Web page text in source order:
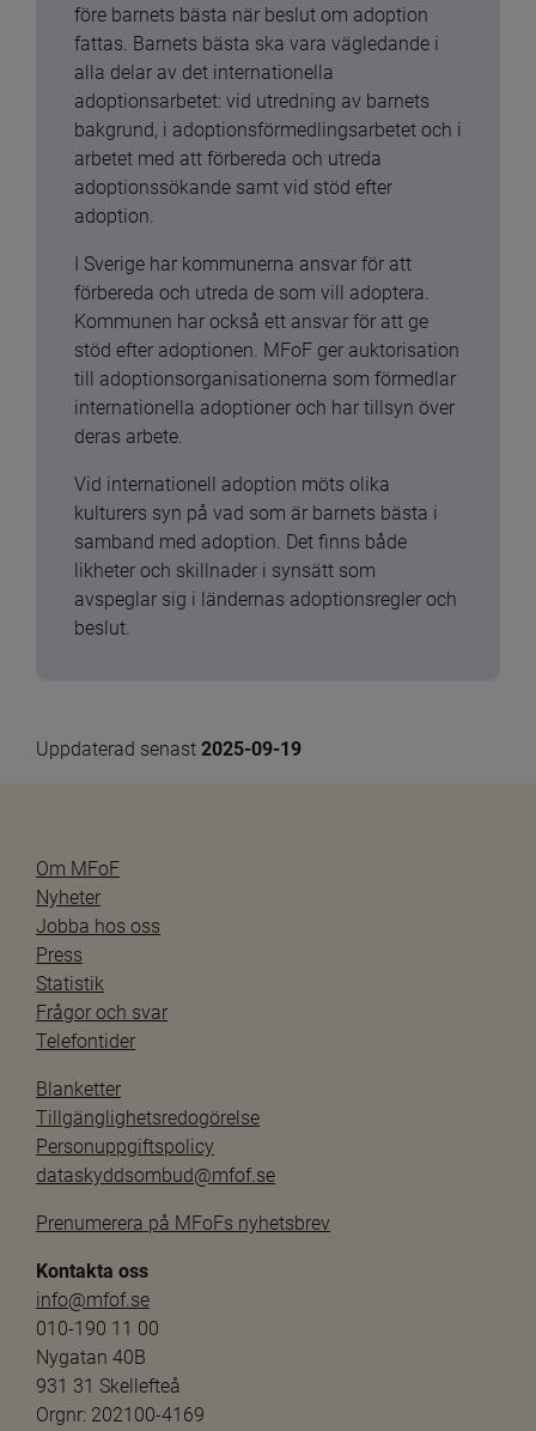
före barnets bästa när beslut om adoption
fattas. Barnets bästa ska vara vägledande i
alla delar av det internationella
adoptionsarbetet: vid utredning av barnets
bakgrund, i adoptionsförmedlingsarbetet och i
arbetet med att förbereda och utreda
adoptionssökande samt vid stöd efter
adoption.
I Sverige har kommunerna ansvar för att
förbereda och utreda de som vill adoptera.
Kommunen har också ett ansvar för att ge
stöd efter adoptionen. MFoF ger auktorisation
till adoptionsorganisationerna som förmedlar
internationella adoptioner och har tillsyn över
deras arbete.
Vid internationell adoption möts olika
kulturers syn på vad som är barnets bästa i
samband med adoption. Det finns både
likheter och skillnader i synsätt som
avspeglar sig i ländernas adoptionsregler och
beslut.
Uppdaterad senast 2025-09-19
Om MFoF
Nyheter
Jobba hos oss
Press
Statistik
Frågor och svar
Telefontider
Blanketter
Tillgänglighetsredogörelse
Personuppgiftspolicy
dataskyddsombud@mfof.se
Prenumerera på MFoFs nyhetsbrev
Kontakta oss
info@mfof.se
010-190 11 00
Nygatan 40B
931 31 Skellefteå
Orgnr: 202100-4169